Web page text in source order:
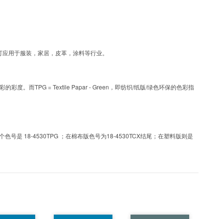
用于服装，家居，皮革，涂料等行业。
彩度。而TPG = Textile Papar - Green，即纺织/纸版/绿色环保的色彩指
号是 18-4530TPG ；在棉布版色号为18-4530TCX结尾；在塑料版则是